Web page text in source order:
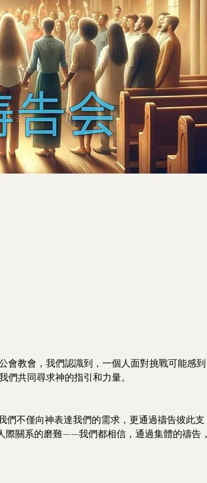
會教會，我們認識到，一個人面對挑戰可能感到
共同尋求神的指引和力量。
們不僅向神表達我們的需求，更通過禱告彼此支
關系的磨難——我們都相信，通過集體的禱告，